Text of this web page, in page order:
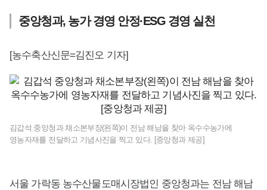
중앙청과, 농가 경영 안정·ESG 경영 실천
[농수축산신문=김진오 기자]
김갑석 중앙청과 채소본부장(왼쪽)이 전남 해남을 찾아 옥수수농가에
영농자재를 전달하고 기념사진을 찍고 있다. [중앙청과 제공]
서울 가락동 농수산물도매시장법인 중앙청과는 전남 해남